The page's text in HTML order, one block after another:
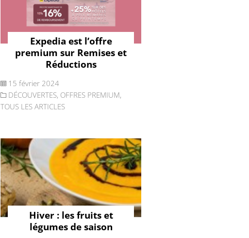
Expedia est l’offre
premium sur Remises et
Réductions
15 février 2024
DÉCOUVERTES, OFFRES PREMIUM,
TOUS LES ARTICLES
Hiver : les fruits et
légumes de saison